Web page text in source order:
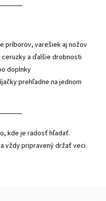
príborov, varešiek aj nožov
a ďalšie drobnosti
doplnky
prehľadne na jednom
kde je radosť hľadať.
vždy pripravený držať veci